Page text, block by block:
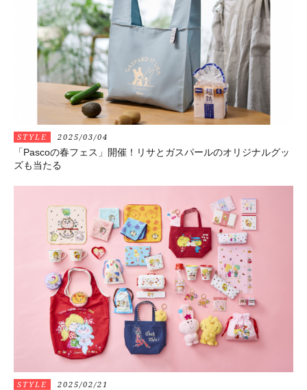
STYLE 2025/03/04
「Pascoの春フェス」開催！リサとガスパールのオリジナルグッ
ズも当たる
STYLE 2025/02/21